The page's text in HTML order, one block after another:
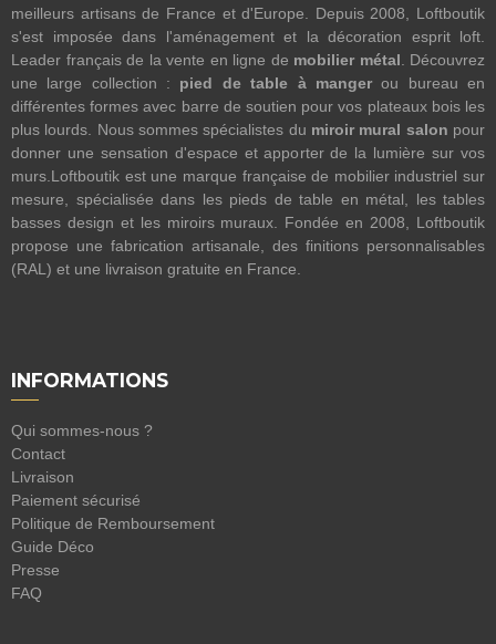
meilleurs artisans de France et d'Europe. Depuis 2008, Loftboutik
s'est imposée dans l'aménagement et la décoration esprit loft.
Leader français de la vente en ligne de mobilier métal . Découvrez
une large collection : pied de table à mangerou bureau en
différentes formes avec barre de soutien pour vos plateaux bois les
plus lourds. Nous sommes spécialistes du miroir mural salon pour
donner une sensation d'espace et apporter de la lumière sur vos
murs.Loftboutik est une marque française de mobilier industriel sur
mesure, spécialisée dans les pieds de table en métal, les tables
basses design et les miroirs muraux. Fondée en 2008, Loftboutik
propose une fabrication artisanale, des finitions personnalisables
(RAL) et une livraison gratuite en France.
INFORMATIONS
Qui sommes-nous ?
Contact
Livraison
Paiement sécurisé
Politique de Remboursement
Guide Déco
Presse
FAQ